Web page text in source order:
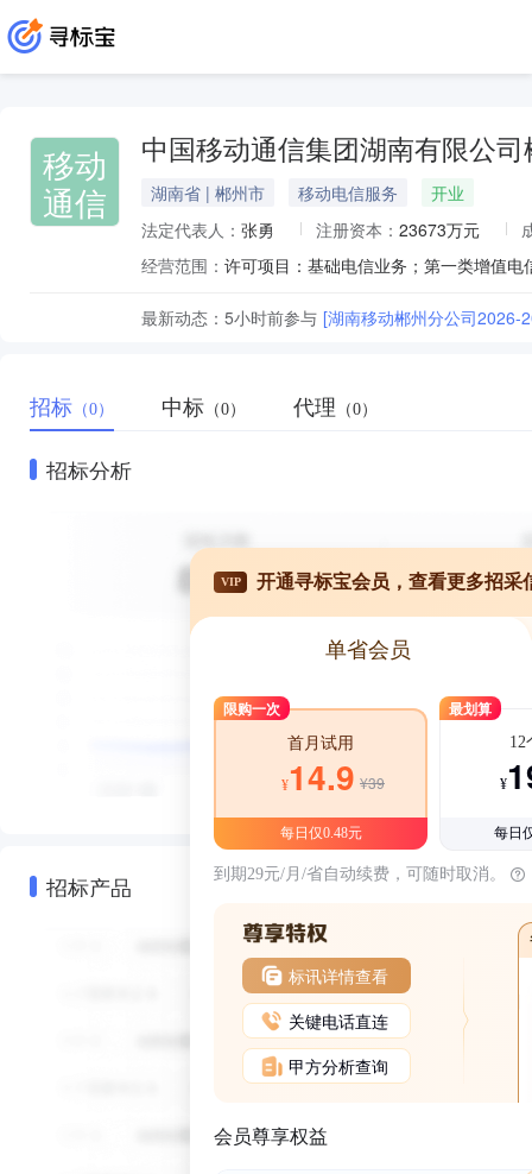
移动
通信
中国移动通信集团湖南有限公
湖南省 | 郴州市 移动电信服务
开业
法定代表人： 张勇 注册资本： 23673万元
经营范围：
最新动态： 5小时前参与 [湖南移动郴州分公司2026-
招标 （0） 中标 （0） 代理 （0）
招标分析
招标产品
VIP 开通寻标宝会员，查看更多招采
单省会员
限购一次
首月试用
¥14.9 ¥39
每日仅0.48元
最划算
12
¥
每日
到期29元/月/省自动续费，可随时取消。
标讯详情查看
关键电话直连
甲方分析查询
会员尊享权益